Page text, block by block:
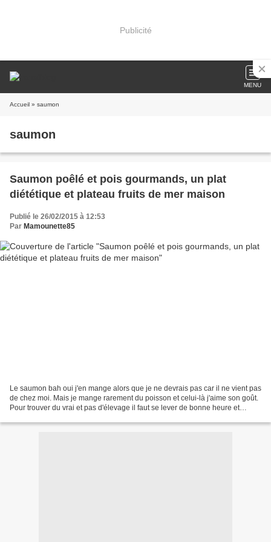
Publicité
MENU
Accueil » saumon
saumon
Saumon poêlé et pois gourmands, un plat
diététique et plateau fruits de mer maison
Publié le 26/02/2015 à 12:53
Par Mamounette85
Le saumon bah oui j'en mange alors que je ne devrais pas car il ne vient pas
de chez moi. Mais je mange rarement du poisson et celui-là j'aime son goût.
Pour trouver du vrai et pas d'élevage il faut se lever de bonne heure et